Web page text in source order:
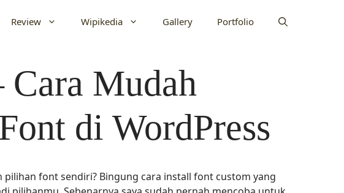
Review Wipikedia Gallery Portfolio
Cara Mudah
di WordPress
font sendiri? Bingung cara install font custom yang